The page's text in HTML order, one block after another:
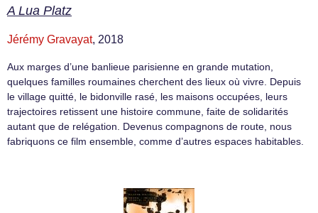
A Lua Platz
Jérémy Gravayat, 2018
Aux marges d’une banlieue parisienne en grande mutation,
quelques familles roumaines cherchent des lieux où vivre. Depuis
le village quitté, le bidonville rasé, les maisons occupées, leurs
trajectoires retissent une histoire commune, faite de solidarités
autant que de relégation. Devenus compagnons de route, nous
fabriquons ce film ensemble, comme d’autres espaces habitables.